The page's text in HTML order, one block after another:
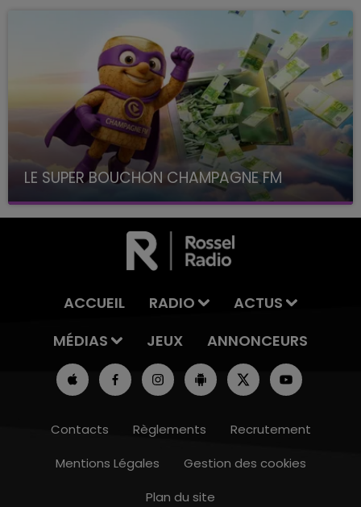
LE SUPER BOUCHON CHAMPAGNE FM
avec La Famille Champagne FM, à 8H10
ACCUEIL RADIO
ACTUS
MÉDIAS
JEUX ANNONCEURS
Contacts Règlements
Recrutement
Mentions Légales
Gestion des cookies
Plan du site